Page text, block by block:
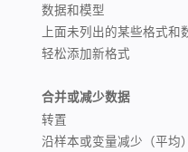
数据和模型
上面未列出的某些格式和
轻松添加新格式
合并或减少数据
转置
沿样本或变量减少（平均）